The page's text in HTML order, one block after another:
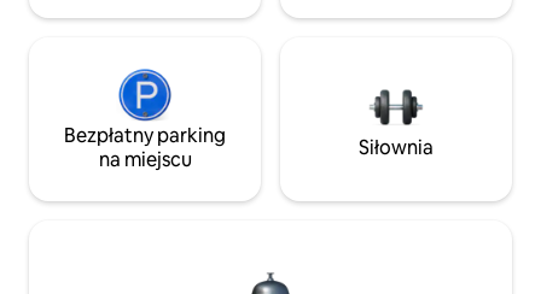
Bezpłatny parking
na miejscu
Siłownia